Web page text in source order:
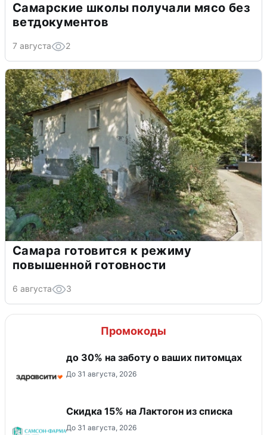
Самарские школы получали мясо без
ветдокументов
7 августа 2
Самара готовится к режиму
повышенной готовности
6 августа 3
Промокоды
до 30% на заботу о ваших питомцах
До 31 августа, 2026
Скидка 15% на Лактогон из списка
До 31 августа, 2026